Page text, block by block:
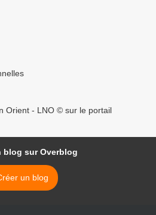
Orient - LNO © sur le portail
blog sur Overblog
un blog